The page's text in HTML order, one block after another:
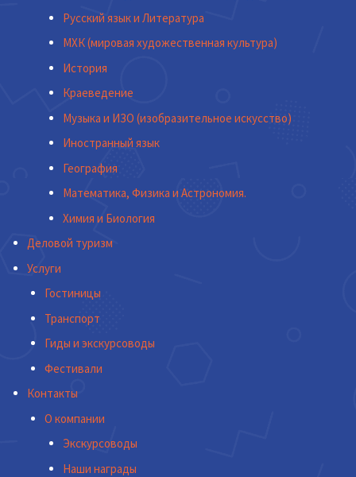
Русский язык и Литература
МХК (мировая художественная культура)
История
Краеведение
Музыка и ИЗО (изобразительное искусство)
Иностранный язык
География
Математика, Физика и Астрономия.
Химия и Биология
Деловой туризм
Услуги
Гостиницы
Транспорт
Гиды и экскурсоводы
Фестивали
Контакты
О компании
Экскурсоводы
Наши награды